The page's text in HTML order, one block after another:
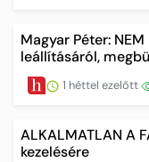
Magyar Péter:
leállításáról,
1 héttel ezelőtt
ALKALMATLAN A
kezelésére